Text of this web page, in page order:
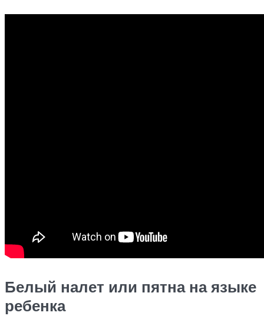
Белый налет или пятна на языке
ребенка